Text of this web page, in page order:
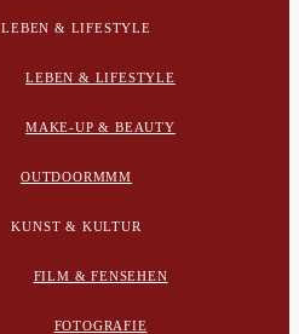
LEBEN & LIFESTYLE
LEBEN & LIFESTYLE
MAKE-UP & BEAUTY
OUTDOORMMM
KUNST & KULTUR
FILM & FENSEHEN
FOTOGRAFIE